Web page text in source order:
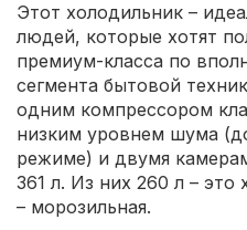
Этот холодильник –
людей, которые хотят
премиум-класса по
сегмента бытовой
одним компрессором
низким уровнем шума
режиме) и двумя
361 л. Из них 260 л – это
– морозильная.